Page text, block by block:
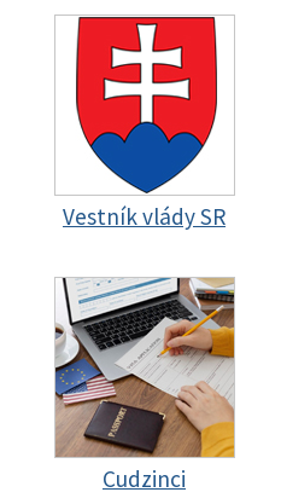
Vestník vlády SR
Cudzinci